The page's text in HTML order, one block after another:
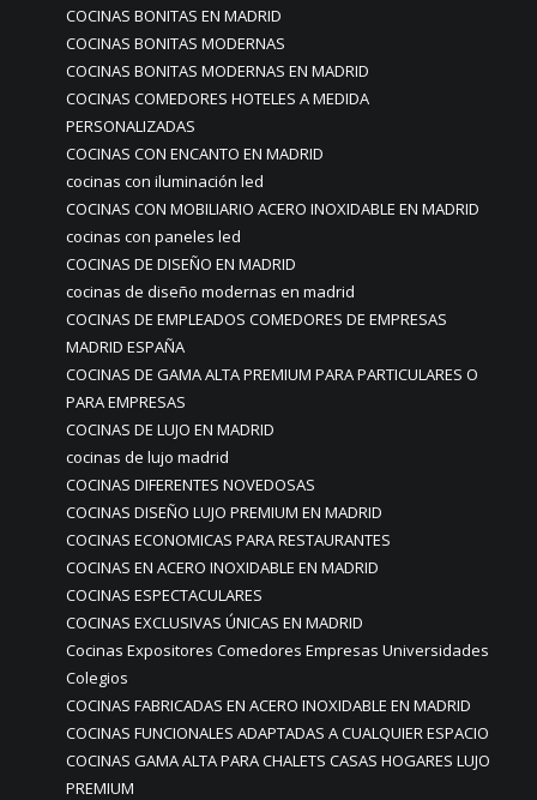
COCINAS BONITAS EN MADRID
COCINAS BONITAS MODERNAS
COCINAS BONITAS MODERNAS EN MADRID
COCINAS COMEDORES HOTELES A MEDIDA
PERSONALIZADAS
COCINAS CON ENCANTO EN MADRID
cocinas con iluminación led
COCINAS CON MOBILIARIO ACERO INOXIDABLE EN MADRID
cocinas con paneles led
COCINAS DE DISEÑO EN MADRID
cocinas de diseño modernas en madrid
COCINAS DE EMPLEADOS COMEDORES DE EMPRESAS
MADRID ESPAÑA
COCINAS DE GAMA ALTA PREMIUM PARA PARTICULARES O
PARA EMPRESAS
COCINAS DE LUJO EN MADRID
cocinas de lujo madrid
COCINAS DIFERENTES NOVEDOSAS
COCINAS DISEÑO LUJO PREMIUM EN MADRID
COCINAS ECONOMICAS PARA RESTAURANTES
COCINAS EN ACERO INOXIDABLE EN MADRID
COCINAS ESPECTACULARES
COCINAS EXCLUSIVAS ÚNICAS EN MADRID
Cocinas Expositores Comedores Empresas Universidades
Colegios
COCINAS FABRICADAS EN ACERO INOXIDABLE EN MADRID
COCINAS FUNCIONALES ADAPTADAS A CUALQUIER ESPACIO
COCINAS GAMA ALTA PARA CHALETS CASAS HOGARES LUJO
PREMIUM